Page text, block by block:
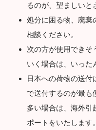
るのが、望ましいと
処分に困る物、廃棄
相談ください。
次の方が使用できそ
いく場合は、いった
日本への荷物の送付
で送付するのが最も
多い場合は、海外引
ポートをいたします。